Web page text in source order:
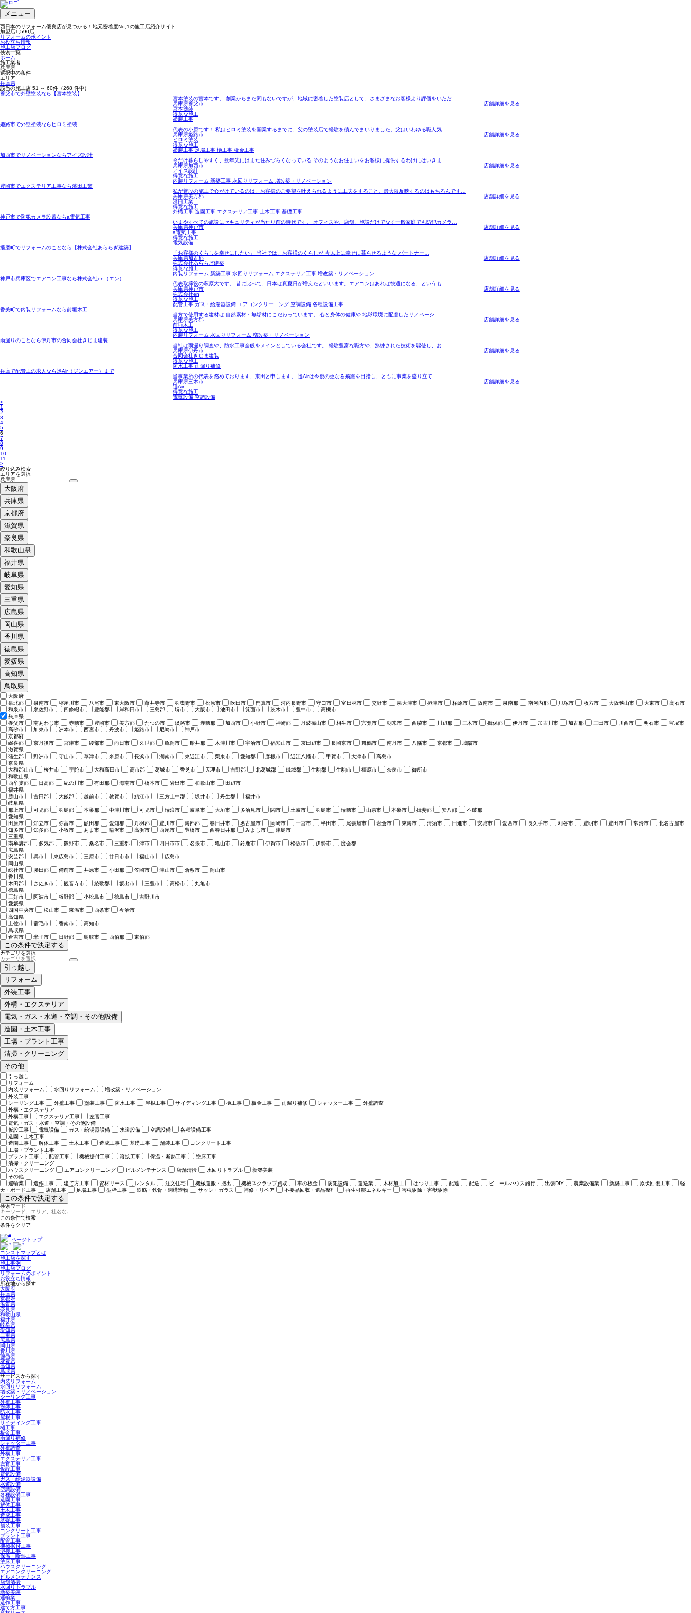
メニュー
西日本のリフォーム優良店が見つかる！地元密着度No,1の施工店紹介サイト
加盟店1,590店
リフォームのポイント
お役立ち情報
施工店ブログ
検索一覧
ホーム
施工業者
兵庫県
選択中の条件
エリア
兵庫県
該当の施工店 51 ～ 60件（268 件中）
養父市で外壁塗装なら【宮本塗装】
宮本塗装の宮本です。 創業からまだ間もないですが、地域に密着した塗装店として、さまざまなお客様より評価をいただ…
兵庫県養父市
宮本塗装
得意な施工
塗装工事
店舗詳細を見る
姫路市で外壁塗装ならヒロミ塗装
代表の小原です！ 私はヒロミ塗装を開業するまでに、父の塗装店で経験を積んでまいりました。父はいわゆる職人気…
兵庫県姫路市
ヒロミ塗装
得意な施工
塗装工事 足場工事 樋工事 板金工事
店舗詳細を見る
加西市でリノベーションならアイズ設計
今だけ暮らしやすく、数年先にはまた住みづらくなっている そのようなお住まいをお客様に提供するわけにはいきま…
兵庫県加西市
アイズ設計
得意な施工
内装リフォーム 新築工事 水回りリフォーム 増改築・リノベーション
店舗詳細を見る
豊岡市でエクステリア工事なら濱田工業
私が普段の施工で心がけているのは、お客様のご要望を叶えられるように工夫をすること。最大限反映するのはもちろんです…
兵庫県美方郡
濱田工業
得意な施工
外構工事 造園工事 エクステリア工事 土木工事 基礎工事
店舗詳細を見る
神戸市で防犯カメラ設置ならa電気工事
いまやすべての施設にセキュリティが当たり前の時代です。 オフィスや、店舗、施設だけでなく一般家庭でも防犯カメラ…
兵庫県神戸市
a電気工事
得意な施工
電気設備
店舗詳細を見る
播磨町でリフォームのことなら【株式会社あららぎ建築】
「お客様のくらしを幸せにしたい」 当社では、お客様のくらしが 今以上に幸せに暮らせるような パートナー…
兵庫県加古郡
株式会社あららぎ建築
得意な施工
内装リフォーム 新築工事 水回りリフォーム エクステリア工事 増改築・リノベーション
店舗詳細を見る
神戸市兵庫区でエアコン工事なら株式会社en（エン）
代表取締役の萩原大です。 昔に比べて、日本は真夏日が増えたといいます。エアコンはあれば快適になる、というも…
兵庫県神戸市
株式会社en
得意な施工
配管工事 ガス・給湯器設備 エアコンクリーニング 空調設備 各種設備工事
店舗詳細を見る
香美町で内装リフォームなら前垣木工
当方で使用する建材は 自然素材・無垢材にこだわっています。 心と身体の健康や 地球環境に配慮したリノベーシ…
兵庫県美方郡
前垣木工
得意な施工
内装リフォーム 水回りリフォーム 増改築・リノベーション
店舗詳細を見る
雨漏りのことなら伊丹市の合同会社きじま建装
当社は雨漏り調査や、防水工事全般をメインとしている会社です。 経験豊富な職方や、熟練された技術を駆使し、お…
兵庫県伊丹市
合同会社きじま建装
得意な施工
防水工事 雨漏り補修
店舗詳細を見る
兵庫で配管工の求人なら迅Air（ジンエアー）まで
当事業所の代表を務めております、東田と申します。 迅Airは今後の更なる飛躍を目指し、ともに事業を盛り立て…
兵庫県三木市
迅Air
得意な施工
電気設備 空調設備
店舗詳細を見る
<
1
2
3
4
5
6
7
8
9
10
11
>
絞り込み検索
エリアを選択
大阪府
兵庫県
京都府
滋賀県
奈良県
和歌山県
福井県
岐阜県
愛知県
三重県
広島県
岡山県
香川県
徳島県
愛媛県
高知県
鳥取県
大阪府
泉北郡
泉南市 寝屋川市 八尾市 東大阪市 藤井寺市 羽曳野市 松原市 吹田市 門真市 河内長野市 守口市 富田林市 交野市 泉大津市 摂津市 柏原市 阪南市 泉南郡 南河内郡 貝塚市 枚方市 大阪狭山市 大東市
高石市
和泉市
泉佐野市 四條畷市 豊能郡 岸和田市 三島郡 堺市 大阪市 池田市 箕面市 茨木市 豊中市
高槻市
兵庫県
養父市
南あわじ市 赤穂市 豊岡市 美方郡 たつの市 淡路市 赤穂郡 加西市 小野市 神崎郡 丹波篠山市 相生市 宍粟市 朝来市 西脇市 川辺郡 三木市 揖保郡 伊丹市 加古川市 加古郡 三田市 川西市 明石市
宝塚市
高砂市
加東市 洲本市 西宮市 丹波市 姫路市 尼崎市
神戸市
京都府
綴喜郡
京丹後市 宮津市 綾部市 向日市 久世郡 亀岡市 船井郡 木津川市 宇治市 福知山市 京田辺市 長岡京市 舞鶴市 南丹市 八幡市 京都市
城陽市
滋賀県
蒲生郡
野洲市 守山市 草津市 米原市 長浜市 湖南市 東近江市 栗東市 愛知郡 彦根市 近江八幡市 甲賀市 大津市
高島市
奈良県
大和郡山市
桜井市 宇陀市 大和高田市 高市郡 葛城市 香芝市 天理市 吉野郡 北葛城郡 磯城郡 生駒郡 生駒市 橿原市 奈良市
御所市
和歌山県
西牟婁郡
日高郡 紀の川市 有田郡 海南市 橋本市 岩出市 和歌山市
田辺市
福井県
勝山市
吉田郡 大飯郡 越前市 敦賀市 鯖江市 三方上中郡 坂井市 丹生郡
福井市
岐阜県
郡上市
可児郡 羽島郡 本巣郡 中津川市 可児市 瑞浪市 岐阜市 大垣市 多治見市 関市 土岐市 羽島市 瑞穂市 山県市 本巣市 揖斐郡 安八郡
不破郡
愛知県
田原市
知立市 弥富市 額田郡 愛知郡 丹羽郡 豊川市 海部郡 春日井市 名古屋市 岡崎市 一宮市 半田市 尾張旭市 岩倉市 東海市 清須市 日進市 安城市 愛西市 長久手市 刈谷市 豊明市 豊田市 常滑市
北名古屋市
知多市
知多郡 小牧市 あま市 稲沢市 高浜市 西尾市 豊橋市 西春日井郡 みよし市
津島市
三重県
南牟婁郡
多気郡 熊野市 桑名市 三重郡 津市 四日市市 名張市 亀山市 鈴鹿市 伊賀市 松阪市 伊勢市
度会郡
広島県
安芸郡
呉市 東広島市 三原市 廿日市市 福山市
広島市
岡山県
総社市
勝田郡 備前市 井原市 小田郡 笠岡市 津山市 倉敷市
岡山市
香川県
木田郡
さぬき市 観音寺市 綾歌郡 坂出市 三豊市 高松市
丸亀市
徳島県
三好市
阿波市 板野郡 小松島市 徳島市
吉野川市
愛媛県
四国中央市
松山市 東温市 西条市
今治市
高知県
土佐市
宿毛市 香南市
高知市
鳥取県
倉吉市
米子市 日野郡 鳥取市 西伯郡 東伯郡
この条件で決定する
カテゴリを選択
引っ越し
リフォーム
外装工事
外構・エクステリア
電気・ガス・水道・空調・その他設備
造園・土木工事
工場・プラント工事
清掃・クリーニング
その他
引っ越し
リフォーム
内装リフォーム
水回りリフォーム
増改築・リノベーション
外装工事
シーリング工事
外壁工事 塗装工事 防水工事 屋根工事 サイディング工事 樋工事 板金工事 雨漏り補修 シャッター工事
外壁調査
外構・エクステリア
外構工事
エクステリア工事
左官工事
電気・ガス・水道・空調・その他設備
仮設工事
電気設備 ガス・給湯器設備 水道設備 空調設備
各種設備工事
造園・土木工事
造園工事
解体工事 土木工事 造成工事 基礎工事 舗装工事
コンクリート工事
工場・プラント工事
プラント工事
配管工事 機械据付工事 溶接工事 保温・断熱工事
塗床工事
清掃・クリーニング
ハウスクリーニング
エアコンクリーニング ビルメンテナンス 店舗清掃 水回りトラブル
新築美装
その他
運輸業
造作工事 建て方工事 資材リース レンタル 注文住宅 機械運搬・搬出 機械スクラップ買取 車の板金 防犯設備 運送業 木材加工 はつり工事 配達 配送 ビニールハウス施行 出張DIY 農業設備業 新築工事 原状回復工事
軽
天・ボード工事
店舗工事 足場工事 型枠工事 鉄筋・鉄骨・鋼構造物 サッシ・ガラス 補修・リペア 不要品回収・遺品整理 再生可能エネルギー 害虫駆除・害獣駆除
この条件で決定する
検索ワード
ページトップ
コンストマップとは
施工店を探す
施工事例
施工店ブログ
リフォームのポイント
お役立ち情報
所在地から探す
大阪府
兵庫県
京都府
滋賀県
奈良県
和歌山県
福井県
岐阜県
愛知県
三重県
広島県
岡山県
香川県
徳島県
愛媛県
高知県
鳥取県
サービスから探す
内装リフォーム
水回りリフォーム
増改築・リノベーション
シーリング工事
外壁工事
塗装工事
防水工事
屋根工事
サイディング工事
樋工事
板金工事
雨漏り補修
シャッター工事
外壁調査
外構工事
エクステリア工事
左官工事
仮設工事
電気設備
ガス・給湯器設備
水道設備
空調設備
各種設備工事
造園工事
解体工事
土木工事
造成工事
基礎工事
舗装工事
コンクリート工事
プラント工事
配管工事
機械据付工事
溶接工事
保温・断熱工事
塗床工事
ハウスクリーニング
エアコンクリーニング
ビルメンテナンス
店舗清掃
水回りトラブル
新築美装
運輸業
造作工事
建て方工事